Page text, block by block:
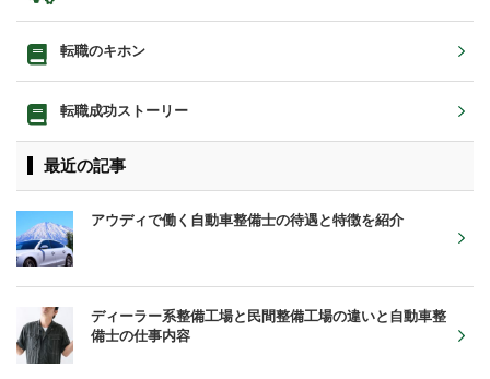
転職のキホン
転職成功ストーリー
最近の記事
アウディで働く自動車整備士の待遇と特徴を紹介
ディーラー系整備工場と民間整備工場の違いと自動車整
備士の仕事内容